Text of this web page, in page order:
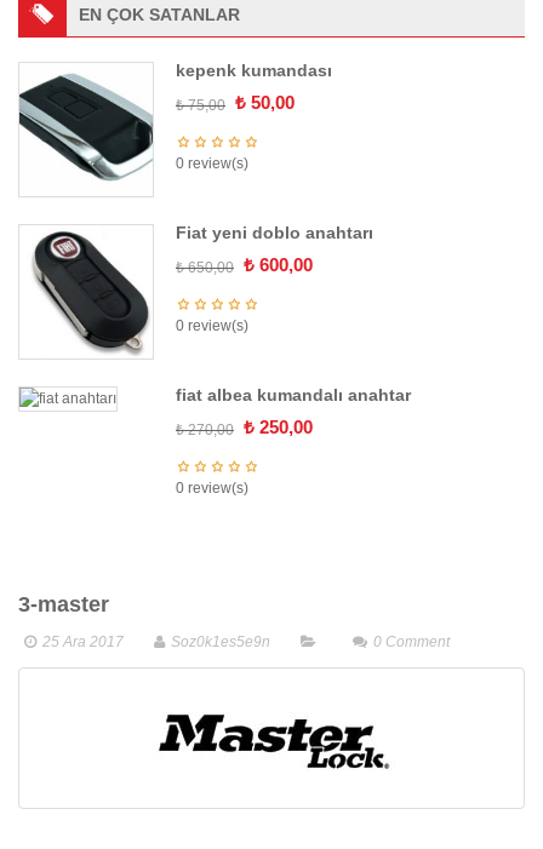
EN ÇOK SATANLAR
kepenk kumandası
₺75,00 Orijinal
₺ 75,00.
₺ 50,00Şu
0 review(s)
Fiat yeni doblo anahtarı
₺650,00 Orijinal
₺ 650,00.
₺ 600,00Şu
0 review(s)
fiat albea kumandalı anahtar
₺270,00 Orijinal
₺ 270,00.
₺ 250,00Şu
0 review(s)
3-master
25 Ara 2017 Soz0k1es5e9n 0 Comment